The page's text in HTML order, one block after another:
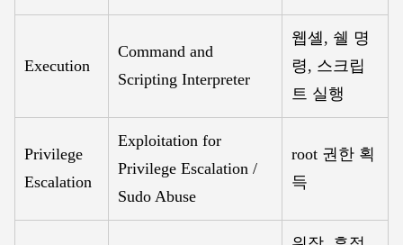
Execution
Command and
Scripting Interpreter
웹셸, 쉘 명
령, 스크립
트 실행
Privilege
Escalation
Exploitation for
Privilege Escalation /
Sudo Abuse
root 권한 획
득